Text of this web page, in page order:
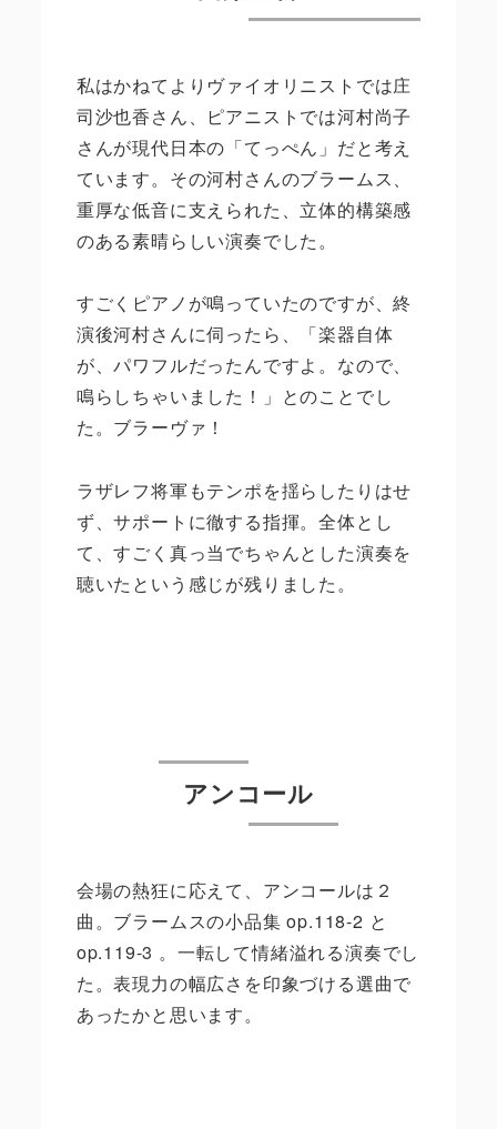
私はかねてよりヴァイオリニストでは庄
司沙也香さん、ピアニストでは河村尚子
さんが現代日本の「てっぺん」だと考え
ています。その河村さんのブラームス、
重厚な低音に支えられた、立体的構築感
のある素晴らしい演奏でした。
すごくピアノが鳴っていたのですが、終
演後河村さんに伺ったら、「楽器自体
が、パワフルだったんですよ。なので、
鳴らしちゃいました！」とのことでし
た。ブラーヴァ！
ラザレフ将軍もテンポを揺らしたりはせ
ず、サポートに徹する指揮。全体とし
て、すごく真っ当でちゃんとした演奏を
聴いたという感じが残りました。
アンコール
会場の熱狂に応えて、アンコールは２
曲。ブラームスの小品集 op.118-2 と
op.119-3 。一転して情緒溢れる演奏でし
た。表現力の幅広さを印象づける選曲で
あったかと思います。